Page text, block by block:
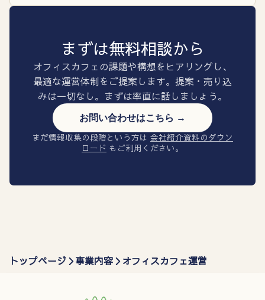
まずは無料相談から
オフィスカフェの課題や構想をヒアリングし、
最適な運営体制をご提案します。提案・売り込
みは一切なし。まずは率直に話しましょう。
お問い合わせはこちら →
まだ情報収集の段階という方は 会社紹介資料のダウン
ロード もご利用ください。
トップページ 事業内容 オフィスカフェ運営